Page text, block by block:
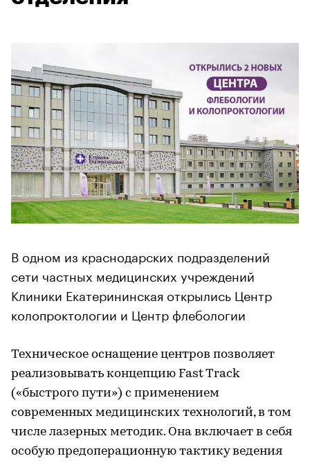
В одном из краснодарских подразделений
сети частных медицинских учреждений
Клиники Екатерининская открылись Центр
колопроктологии и Центр флебологии
Техническое оснащение центров позволяет
реализовывать концепцию Fast Track
(«быстрого пути») с применением
современных медицинских технологий, в том
числе лазерных методик. Она включает в себя
особую предоперационную тактику ведения